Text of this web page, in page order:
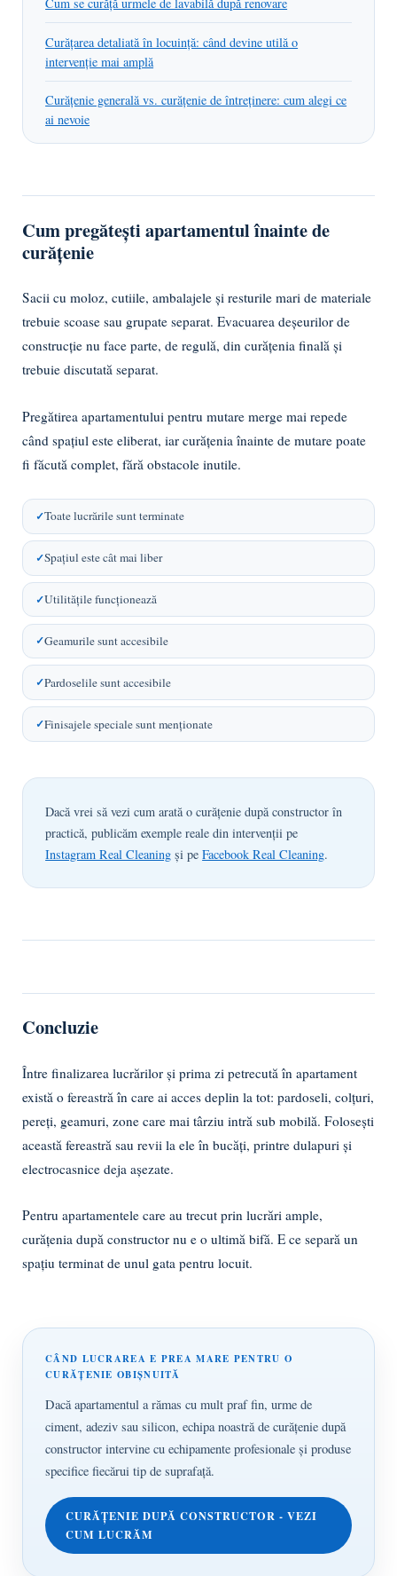
Curățarea detaliată în locuință: când devine utilă o
intervenție mai amplă
Curățenie generală vs. curățenie de întreținere: cum alegi ce
ai nevoie
Cum pregătești apartamentul înainte de
curățenie
Sacii cu moloz, cutiile, ambalajele și resturile mari de materiale
trebuie scoase sau grupate separat. Evacuarea deșeurilor de
construcție nu face parte, de regulă, din curățenia finală și
trebuie discutată separat.
Pregătirea apartamentului pentru mutare merge mai repede
când spațiul este eliberat, iar curățenia înainte de mutare poate
fi făcută complet, fără obstacole inutile.
Toate lucrările sunt terminate
Spațiul este cât mai liber
Utilitățile funcționează
Geamurile sunt accesibile
Pardoselile sunt accesibile
Finisajele speciale sunt menționate
Dacă vrei să vezi cum arată o curățenie după constructor în
practică, publicăm exemple reale din intervenții pe
Instagram Real Cleaning și peFacebook Real Cleaning.
Concluzie
Între finalizarea lucrărilor și prima zi petrecută în apartament
există o fereastră în care ai acces deplin la tot: pardoseli, colțuri,
pereți, geamuri, zone care mai târziu intră sub mobilă. Folosești
această fereastră sau revii la ele în bucăți, printre dulapuri și
electrocasnice deja așezate.
Pentru apartamentele care au trecut prin lucrări ample,
curățenia după constructor nu e o ultimă bifă. E ce separă un
spațiu terminat de unul gata pentru locuit.
CÂND LUCRAREA E PREA MARE PENTRU O
CURĂȚENIE OBIȘNUITĂ
Dacă apartamentul a rămas cu mult praf fin, urme de
ciment, adeziv sau silicon, echipa noastră decurățenie după
constructor intervine cu echipamente profesionale și produse
specifice fiecărui tip de suprafață.
CURĂȚENIE DUPĂ CONSTRUCTOR - VEZI
CUM LUCRĂM